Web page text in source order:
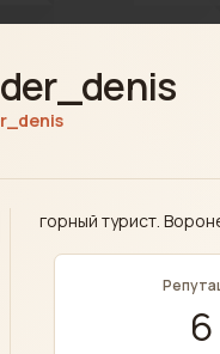
горный турист.
6